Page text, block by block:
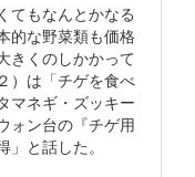
てもなんとかなる
的な野菜類も価格
きくのしかかって
）は「チゲを食べ
マネギ・ズッキー
ォン台の『チゲ用
と話した。